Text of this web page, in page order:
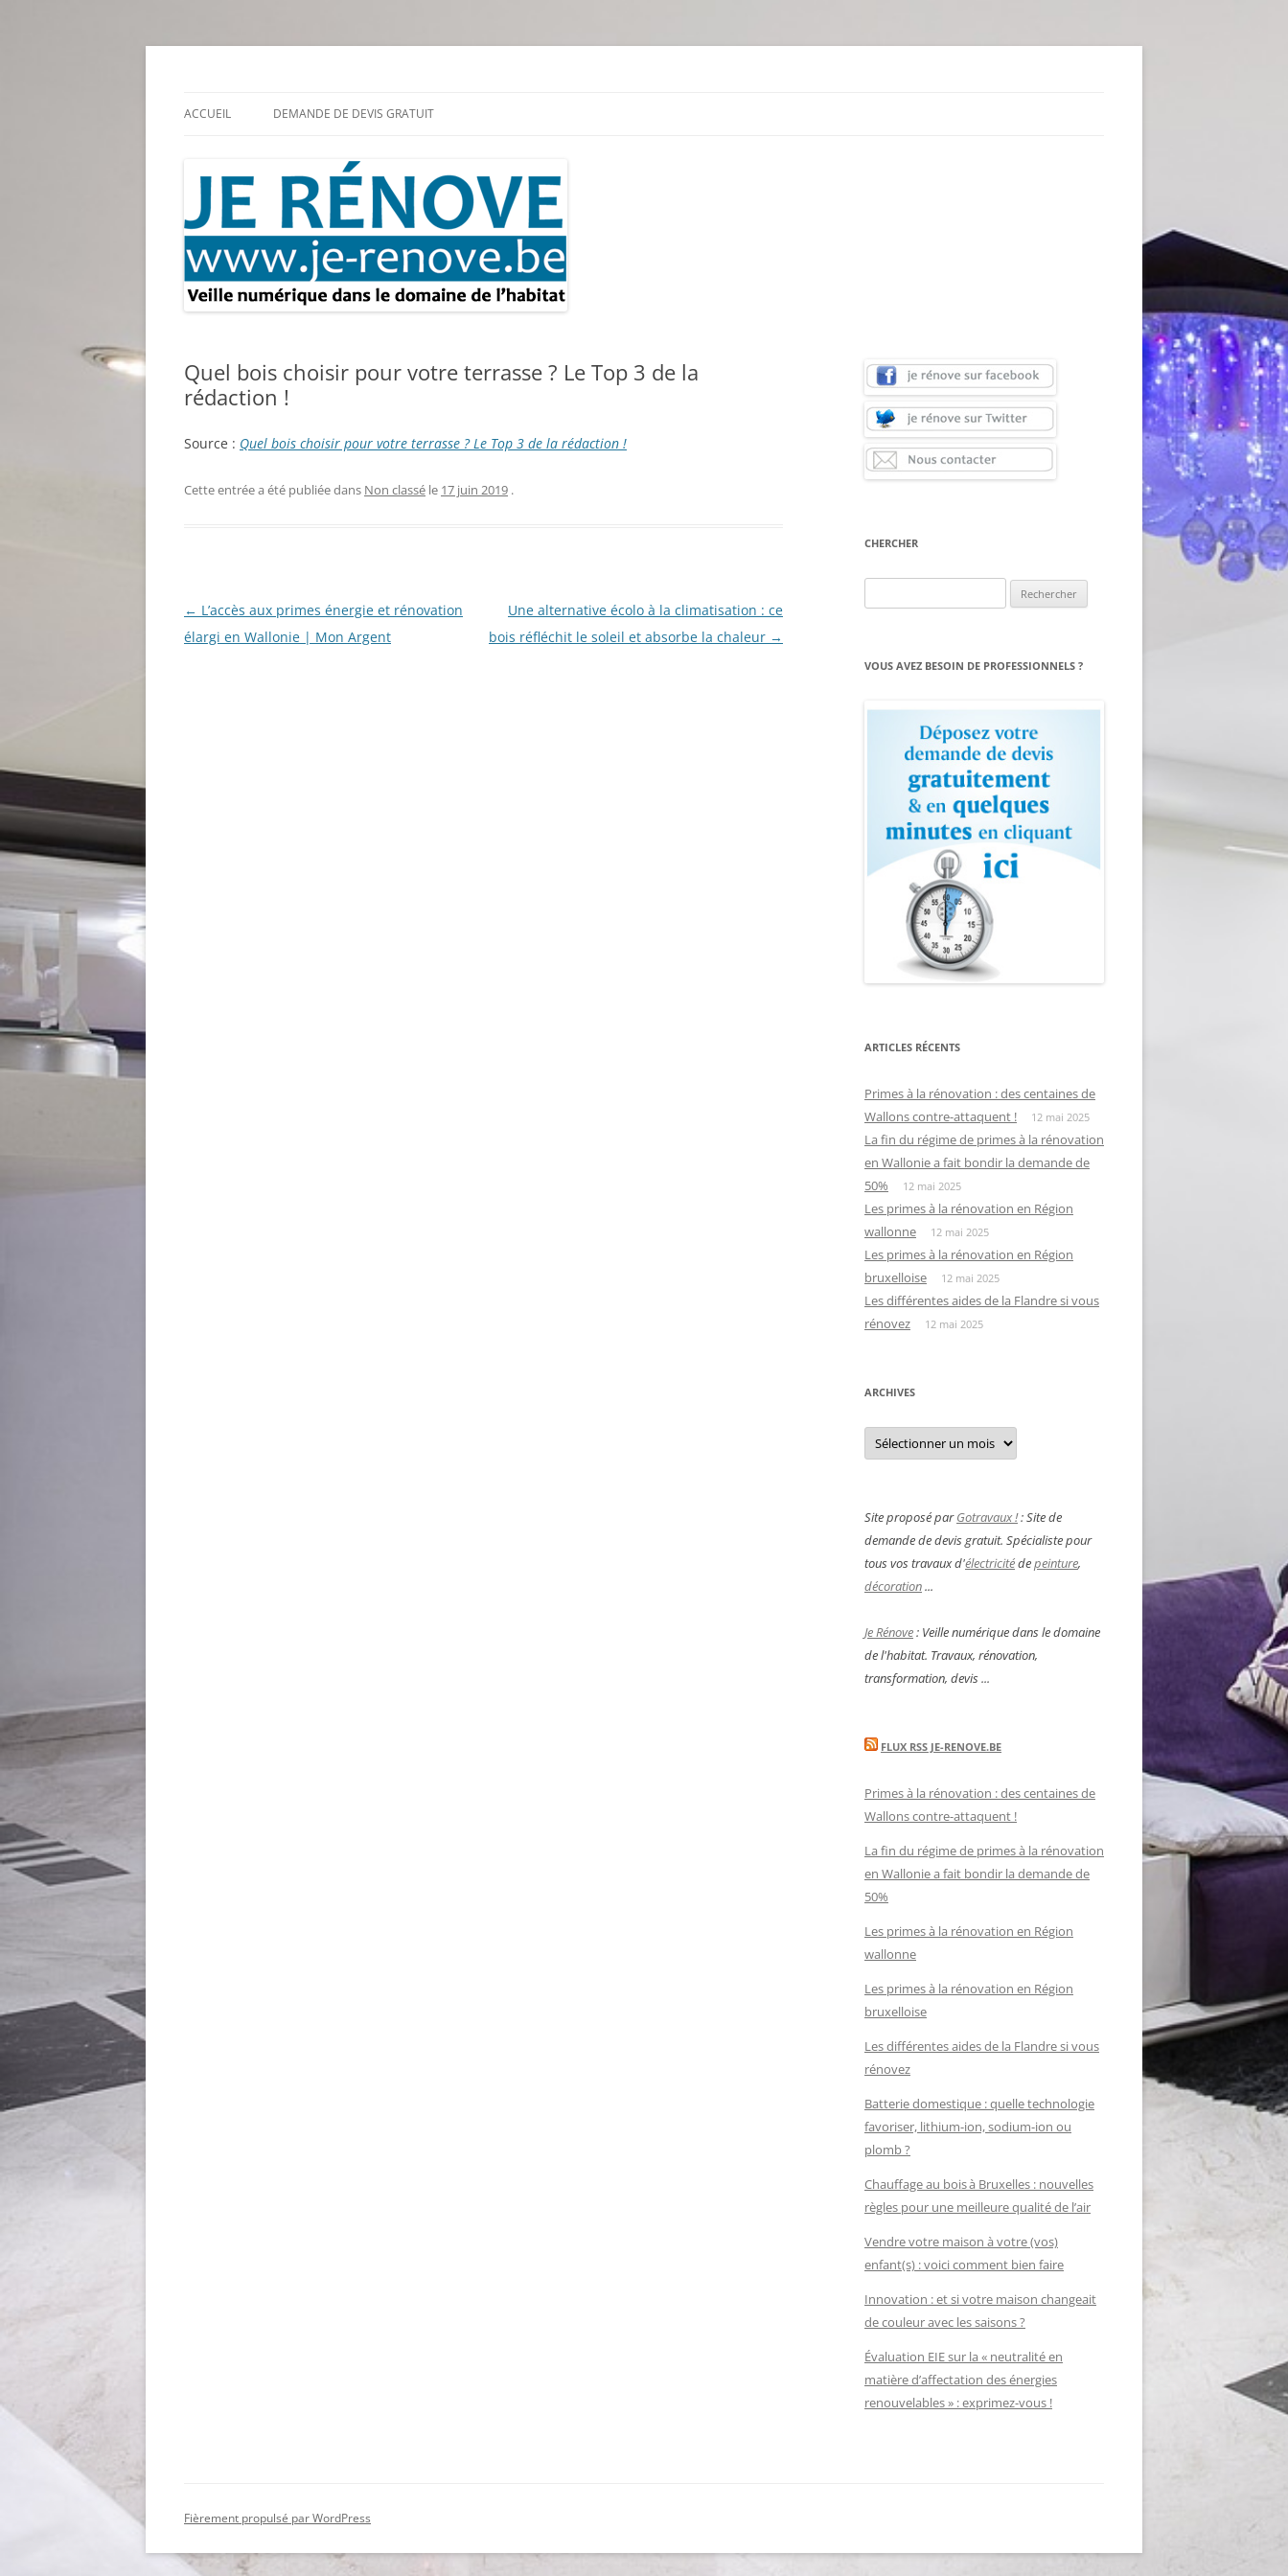
Aller
ACCUEIL DEMANDE DE DEVIS GRATUIT
Quel bois choisir pour votre terrasse ? Le Top 3 de la
rédaction !
Source : Quel bois choisir pour votre terrasse ? Le Top 3 de la rédaction !
Cette entrée a été publiée dans Non classé le 17 juin 2019 .
Navigation
des
← L’accès aux primes énergie et rénovation
élargi en Wallonie | Mon Argent
Une alternative écolo à la climatisation : ce
bois réfléchit le soleil et absorbe la chaleur →
CHERCHER
VOUS AVEZ BESOIN DE PROFESSIONNELS ?
ARTICLES RÉCENTS
Primes à la rénovation : des centaines de
Wallons contre-attaquent !
12 mai 2025
La fin du régime de primes à la rénovation
en Wallonie a fait bondir la demande de
50%
12 mai 2025
Les primes à la rénovation en Région
wallonne
12 mai 2025
Les primes à la rénovation en Région
bruxelloise
12 mai 2025
Les différentes aides de la Flandre si vous
rénovez
12 mai 2025
ARCHIVES
Archives
Site proposé parGotravaux !: Site de
demande de devis gratuit. Spécialiste pour
tous vos travaux d'électricitédepeinture,
décoration...
Je Rénove: Veille numérique dans le domaine
de l'habitat. Travaux, rénovation,
transformation, devis ...
FLUX RSS JE-RENOVE.BE
Primes à la rénovation : des centaines de
Wallons contre-attaquent !
La fin du régime de primes à la rénovation
en Wallonie a fait bondir la demande de
50%
Les primes à la rénovation en Région
wallonne
Les primes à la rénovation en Région
bruxelloise
Les différentes aides de la Flandre si vous
rénovez
Batterie domestique : quelle technologie
favoriser, lithium-ion, sodium-ion ou
plomb ?
Chauffage au bois à Bruxelles : nouvelles
règles pour une meilleure qualité de l’air
Vendre votre maison à votre (vos)
enfant(s) : voici comment bien faire
Innovation : et si votre maison changeait
de couleur avec les saisons ?
Évaluation EIE sur la « neutralité en
matière d’affectation des énergies
renouvelables » : exprimez-vous !
Fièrement propulsé par WordPress